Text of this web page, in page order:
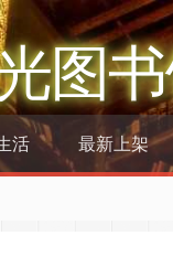
图
活 最新上架